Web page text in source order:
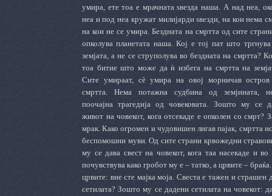
умира, ете тоа е мрачната ѕвезда наша. А над неа,
неа и под неа кружат милијарди ѕвезди, на кои нема
на кои не се умира. Бездната на смртта од сите
опколува планетата наша. Кој е тој пат што
земјата, а не се струполува во бездната на смртта?
тоа битие што може да ѝ избега на смртта на
Сите умираат, сѐ умира на овој морничав
смртта. Нема потажна судбина од земјината,
поочајна трагедија од човековата. Зошто му се
живот на човекот, кога отсекаде е опколен со смрт?
мрак. Како огромен и чудовишен лигав пајак, смртта
беспомошни муви. Од сите страни крвожедни
му се дава свест на човекот, кога таа насекаде и
почувствува како гробот му е – татко, а црвите –
црвите: вие сте мајка моја. Свеста е тажен и
сетилата? Зошто му се дадени сетилата на човекот: